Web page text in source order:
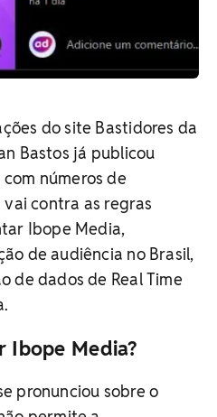
do site Bastidores da
Bastos já publicou
números de
contra as regras
Ibope Media,
de audiência no Brasil,
de dados de Real Time
Ibope Media?
pronunciou sobre o